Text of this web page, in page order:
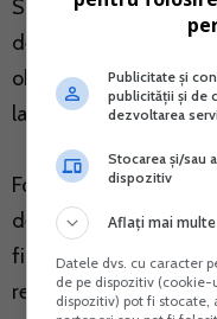
Sunt eligibile
de 18 ani la data
obtinute din
lansata de Ministerul
Fondurile obtinute de
de emitent, ca
fi utilizate pentru
refinantarea datoriei
Publicitate și
publicității și de
dezvoltarea
Stocarea și/sau
dispozitiv
Aflați mai multe
Datele dvs. cu caracter
de pe dispozitiv
dispozitiv) pot fi stocate,